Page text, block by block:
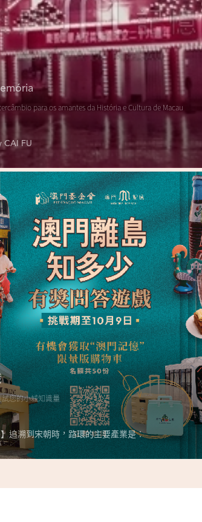
para os amantes da História e Cultura de Macau
CAI FU
您的小城知識量
追溯到宋朝時，路環的主要產業是︰